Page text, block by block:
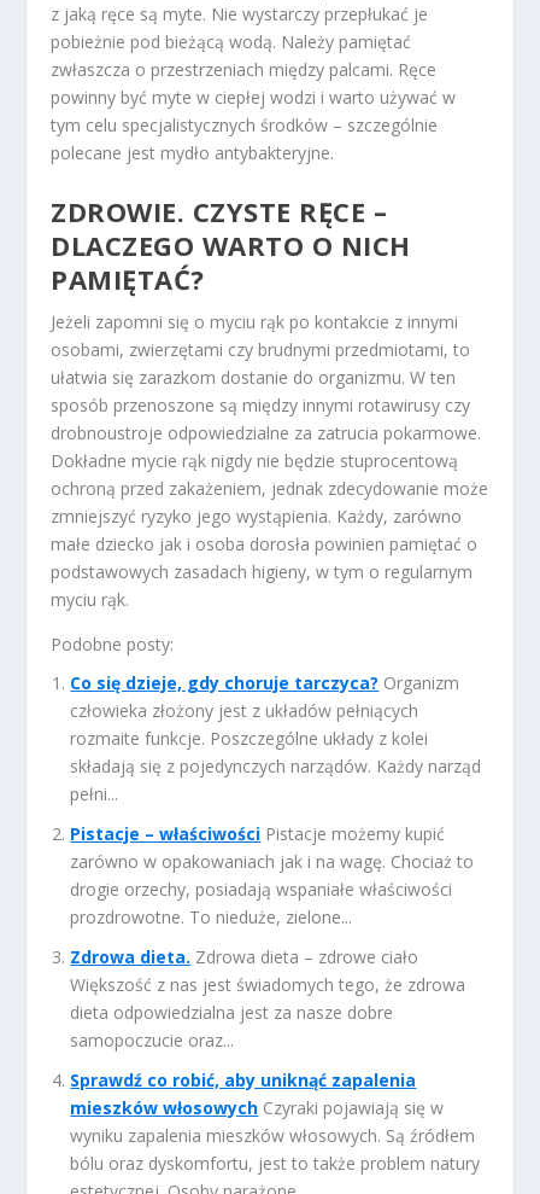
z jaką ręce są myte. Nie wystarczy przepłukać je
pobieżnie pod bieżącą wodą. Należy pamiętać
zwłaszcza o przestrzeniach między palcami. Ręce
powinny być myte w ciepłej wodzi i warto używać w
tym celu specjalistycznych środków – szczególnie
polecane jest mydło antybakteryjne.
ZDROWIE. CZYSTE RĘCE –
DLACZEGO WARTO O NICH
PAMIĘTAĆ?
Jeżeli zapomni się o myciu rąk po kontakcie z innymi
osobami, zwierzętami czy brudnymi przedmiotami, to
ułatwia się zarazkom dostanie do organizmu. W ten
sposób przenoszone są między innymi rotawirusy czy
drobnoustroje odpowiedzialne za zatrucia pokarmowe.
Dokładne mycie rąk nigdy nie będzie stuprocentową
ochroną przed zakażeniem, jednak zdecydowanie może
zmniejszyć ryzyko jego wystąpienia. Każdy, zarówno
małe dziecko jak i osoba dorosła powinien pamiętać o
podstawowych zasadach higieny, w tym o regularnym
myciu rąk.
Podobne posty:
Co się dzieje, gdy choruje tarczyca? Organizm
człowieka złożony jest z układów pełniących
rozmaite funkcje. Poszczególne układy z kolei
składają się z pojedynczych narządów. Każdy narząd
pełni...
Pistacje – właściwości Pistacje możemy kupić
zarówno w opakowaniach jak i na wagę. Chociaż to
drogie orzechy, posiadają wspaniałe właściwości
prozdrowotne. To nieduże, zielone...
Zdrowa dieta. Zdrowa dieta – zdrowe ciało
Większość z nas jest świadomych tego, że zdrowa
dieta odpowiedzialna jest za nasze dobre
samopoczucie oraz...
Sprawdź co robić, aby uniknąć zapalenia
mieszków włosowych Czyraki pojawiają się w
wyniku zapalenia mieszków włosowych. Są źródłem
bólu oraz dyskomfortu, jest to także problem natury